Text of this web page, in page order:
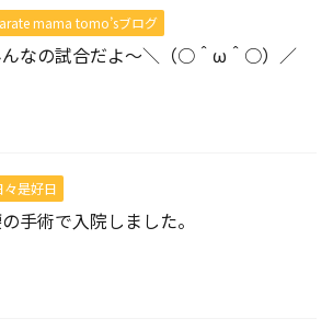
mama tomo’sブログ
なの試合だよ～＼（○＾ω＾○）／
々是好日
手術で入院しました。